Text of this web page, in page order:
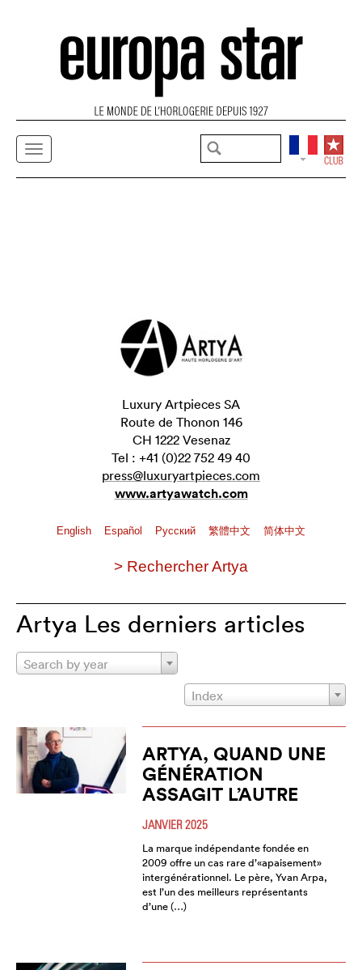
Luxury Artpieces SA
Route de Thonon 146
CH 1222 Vesenaz
Tel : +41 (0)22 752 49 40
press@luxuryartpieces.com
www.artyawatch.com
English Español Pусский 繁體中文 简体中文
> Rechercher Artya
Artya Les derniers articles
Search by year
Index
ARTYA, QUAND UNE
GÉNÉRATION
ASSAGIT L’AUTRE
JANVIER 2025
La marque indépendante fondée en
2009 offre un cas rare d’«apaisement»
intergénérationnel. Le père, Yvan Arpa,
est l’un des meilleurs représentants
d’une (…)